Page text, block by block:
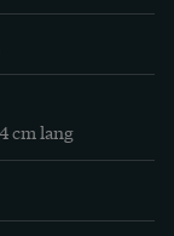
cm lang